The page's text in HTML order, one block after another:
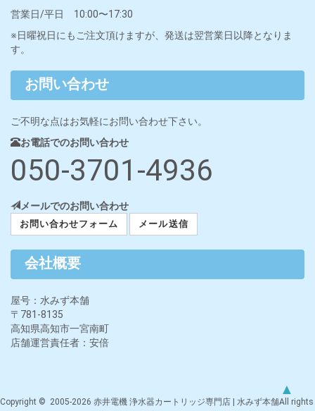
営業日/平日 10:00〜17:30
※日曜祝日にもご注文頂けますが、発送は翌営業日以降となりま
す。
お問い合わせ
ご不明な点はお気軽にお問い合わせ下さい。
お電話でのお問い合わせ
050-3701-4936
メールでのお問い合わせ
お問い合わせフォーム メール送信
会社概要
屋号：水みず本舗
〒781-8135
高知県高知市一宮南町
店舗運営責任者：安倍
Copyright © 2005-2026 赤井電機 浄水器カートリッジ専門店 | 水みず本舗All rights
▲